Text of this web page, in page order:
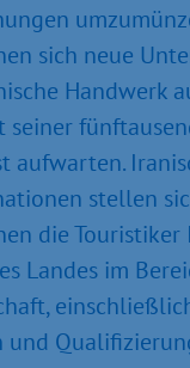
sich neue
Handwerk
seiner
aufwarten.
stellen
die Touristiker
Landes im